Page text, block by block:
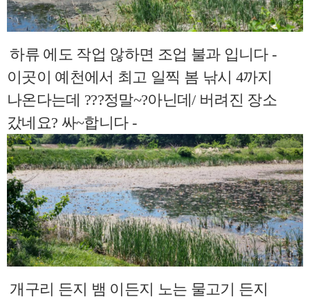
하류 에도 작업 않하면 조업 불과 입니다 -
이곳이 예천에서 최고 일찍 봄 낚시 4까지
나온다는데 ???정말~?아닌데/ 버려진 장소
갔네요? 싸~합니다 -
개구리 든지 뱀 이든지 노는 물고기 든지